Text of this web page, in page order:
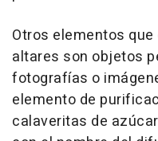
Otros elementos
altares son objetos
fotografías o
elemento de
calaveritas de